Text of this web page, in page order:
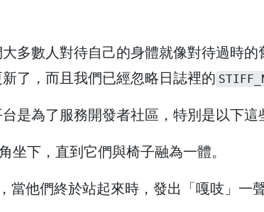
多數人對待自己的身體就像對待過時
了，而且我們已經忽略日誌裡的
是為了服務開發者社區，特別是以下這
坐下，直到它們與椅子融為一體。
當他們終於站起來時，發出「嘎吱」一聲